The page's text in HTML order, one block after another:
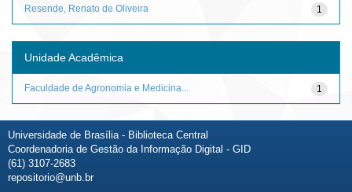
1
Resende, Renato de Oliveira
Unidade Acadêmica
1
Faculdade de Agronomia e Medicina...
Universidade de Brasília - Biblioteca Central
Coordenadoria de Gestão da Informação Digital - GID
(61) 3107-2683
repositorio@unb.br